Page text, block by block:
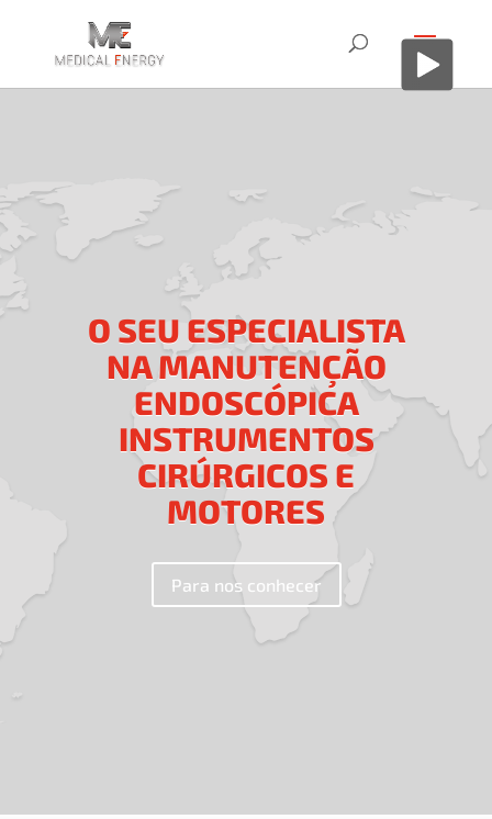
O SEU ESPECIALISTA
NA MANUTENÇÃO
ENDOSCÓPICA
INSTRUMENTOS
CIRÚRGICOS E
MOTORES
Para nos conhecer